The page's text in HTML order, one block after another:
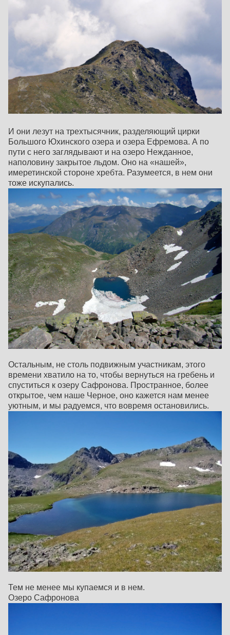
И они лезут на трехтысячник, разделяющий цирки
Большого Юхинского озера и озера Ефремова. А по
пути с него заглядывают и на озеро Нежданное,
наполовину закрытое льдом. Оно на «нашей»,
имеретинской стороне хребта. Разумеется, в нем они
тоже искупались.
Остальным, не столь подвижным участникам, этого
времени хватило на то, чтобы вернуться на гребень и
спуститься к озеру Сафронова. Пространное, более
открытое, чем наше Черное, оно кажется нам менее
уютным, и мы радуемся, что вовремя остановились.
Тем не менее мы купаемся и в нем.
Озеро Сафронова